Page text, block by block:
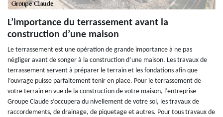
L’importance du terrassement avant la
construction d’une maison
Le terrassement est une opération de grande importance à ne pas
négliger avant de songer à la construction d’une maison. Les travaux de
terrassement servent à préparer le terrain et les fondations afin que
l’ouvrage puisse parfaitement tenir en place. Pour le terrassement de
votre terrain en vue de la construction de votre maison, l’entreprise
Groupe Claude s’occupera du nivellement de votre sol, les travaux de
raccordements, de drainage, de piquetage et autres. Pour tous travaux de